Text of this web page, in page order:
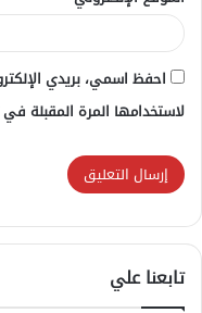
احفظ اسمي، بريدي
لاستخدامها المرة المقبلة
تابعنا علي